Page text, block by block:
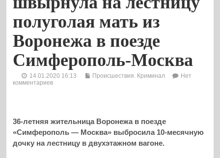
полуголая мать из
Воронежа в поезде
Симферополь-Москва
14.01.2020 16:13 Происшествия. Криминал
Нет
комментариев
36-летняя жительница Воронежа в поезде
«Симферополь — Москва» выбросила 10-месячную
дочку на лестницу в двухэтажном вагоне.